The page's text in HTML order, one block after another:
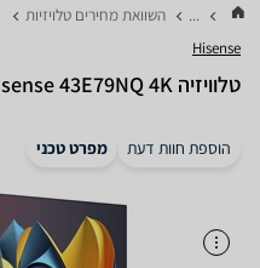
... השוואת מחירים טלויזיות
Hisense
טלוויזיה Hisense 43E79NQ 4K ‏43 ‏אינטש הייסנס
הוספת חוות דעת מפרט טכני